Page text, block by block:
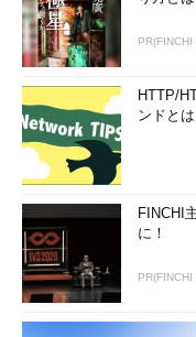
HTTP/
ンドとは
FINCHI
に！